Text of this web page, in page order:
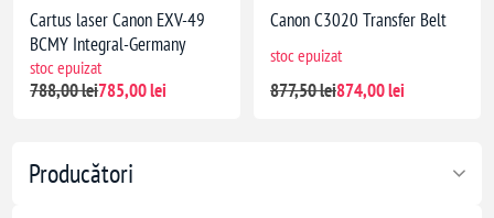
Producători
Cartus laser Canon EXV-49
BCMY Integral-Germany
stoc epuizat
788,00 lei785,00 lei
Canon C3020 Transfer Belt
stoc epuizat
877,50 lei874,00 lei